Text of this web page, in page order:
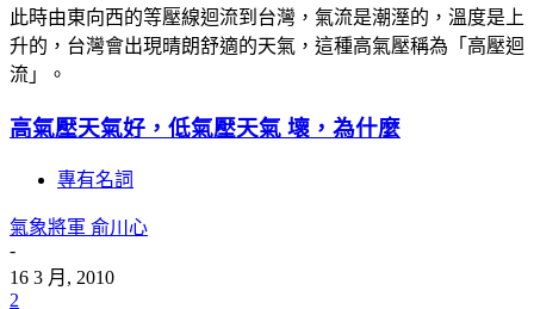
此時由東向西的等壓線迴流到台灣，氣流是潮溼的，溫度是上
升的，台灣會出現晴朗舒適的天氣，這種高氣壓稱為「高壓迴
流」。
高氣壓天氣好，低氣壓天氣 壞，為什麼
專有名詞
氣象將軍 俞川心
-
16 3 月, 2010
2